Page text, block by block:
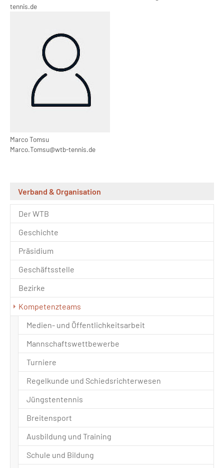
tennis.de
Marco Tomsu
Marco.Tomsu@wtb-tennis.de
Verband & Organisation
Der WTB
Geschichte
Präsidium
Geschäftsstelle
Bezirke
Kompetenzteams
Medien- und Öffentlichkeitsarbeit
Mannschaftswettbewerbe
Turniere
Regelkunde und Schiedsrichterwesen
Jüngstentennis
Breitensport
Ausbildung und Training
Schule und Bildung